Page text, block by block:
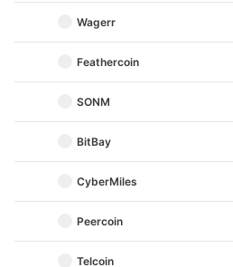
Wagerr
Feathercoin
SONM
BitBay
CyberMiles
Peercoin
Telcoin